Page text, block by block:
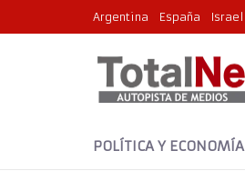
Argentina España Israel
POLÍTICA Y ECONOMÍA